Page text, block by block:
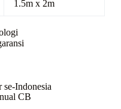
1.5m x 2m
se-Indonesia
CB